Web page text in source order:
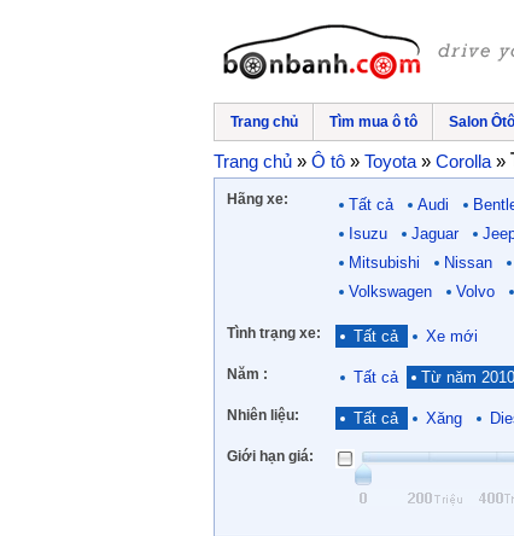
Trang chủ Tìm mua ô tô Salon Ôtô
Trang chủ » Ô tô » Toyota » Corolla »
Hãng xe: Tất cả Audi
Isuzu
Jaguar
Mitsubishi
Nissan
Volkswagen
Volvo
Tình trạng xe: Tất cả Xe mới
Năm : Tất cả Từ năm 2010
Nhiên liệu: Tất cả Xăng
Giới hạn giá: